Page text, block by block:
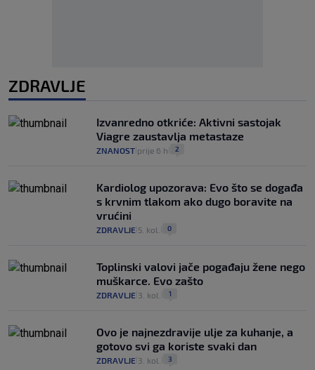
ZDRAVLJE
Izvanredno otkriće: Aktivni sastojak
Viagre zaustavlja metastaze
ZNANOST prije 6 h 2
Kardiolog upozorava: Evo što se događa
s krvnim tlakom ako dugo boravite na
vrućini
ZDRAVLJE 5. kol. 0
Toplinski valovi jače pogađaju žene nego
muškarce. Evo zašto
ZDRAVLJE 3. kol. 1
Ovo je najnezdravije ulje za kuhanje, a
gotovo svi ga koriste svaki dan
ZDRAVLJE 3. kol. 3